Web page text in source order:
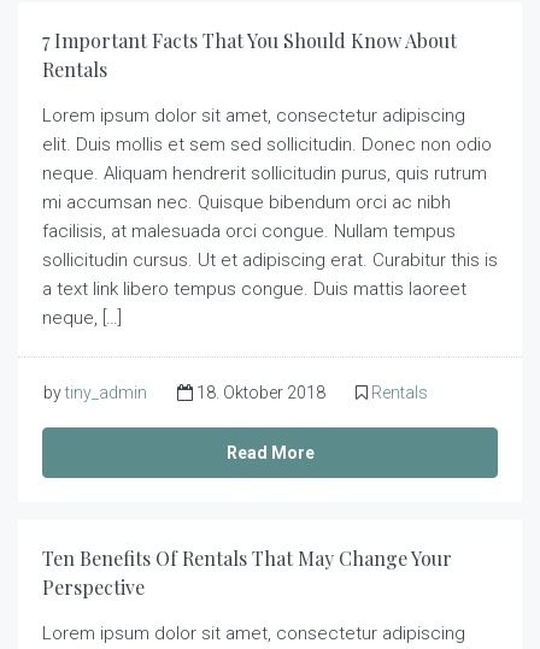
7 Important Facts That You Should Know About
Rentals
Lorem ipsum dolor sit amet, consectetur adipiscing
elit. Duis mollis et sem sed sollicitudin. Donec non odio
neque. Aliquam hendrerit sollicitudin purus, quis rutrum
mi accumsan nec. Quisque bibendum orci ac nibh
facilisis, at malesuada orci congue. Nullam tempus
sollicitudin cursus. Ut et adipiscing erat. Curabitur this is
a text link libero tempus congue. Duis mattis laoreet
neque, […]
bytiny_admin 18. Oktober 2018 Rentals
Read More
Ten Benefits Of Rentals That May Change Your
Perspective
Lorem ipsum dolor sit amet, consectetur adipiscing